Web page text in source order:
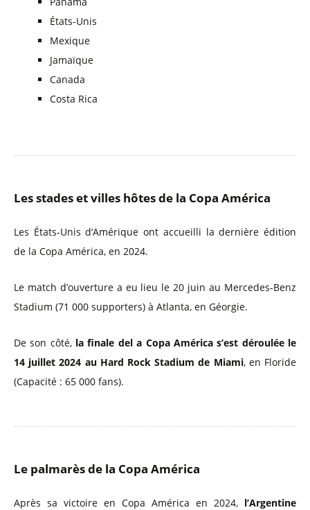
États-Unis
Mexique
Jamaïque
Canada
Costa Rica
Les stades et villes hôtes de la Copa América
Les États-Unis d’Amérique ont accueilli la dernière édition
de la Copa América, en 2024.
Le match d’ouverture a eu lieu le 20 juin au Mercedes-Benz
Stadium (71 000 supporters) à Atlanta, en Géorgie.
De son côté,la finale del a Copa América s’est déroulée le
14 juillet 2024 au Hard Rock Stadium de Miami, en Floride
(Capacité : 65 000 fans).
Le palmarès de la Copa América
Après sa victoire en Copa América en 2024, l’Argentine